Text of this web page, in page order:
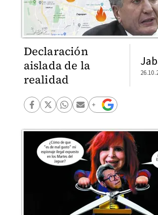
Declaración
aislada de la
realidad